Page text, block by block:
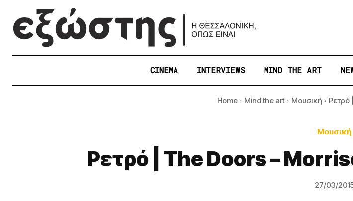
CINEMA INTERVIEWS MIND THE ART
Home Mind the art Μουσική Ρετρό
Μουσική
Ρετρό | The Doors –
27/03/